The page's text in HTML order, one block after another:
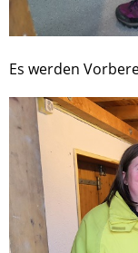
Es werden